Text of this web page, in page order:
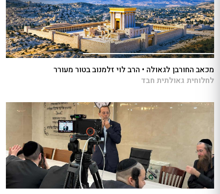
מכאב החורבן לגאולה • הרב לוי זלמנוב בטור מעורר
לחלוחית גאולתית חבד